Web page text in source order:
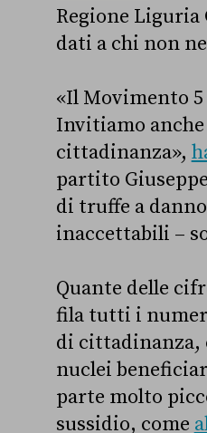
Regione
dati a chi non
«Il Movimento
Invitiamo
cittadinanza»,
partito
di truffe a
inaccettabili –
Quante delle
fila tutti i
di cittadinanza,
nuclei
parte molto
sussidio, come